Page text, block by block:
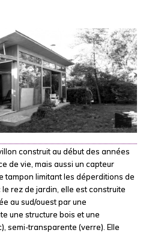
construit au début des années
de vie, mais aussi un capteur
tampon limitant les déperditions de
rez de jardin, elle est construite
au sud/ouest par une
une structure bois et une
semi-transparente (verre). Elle